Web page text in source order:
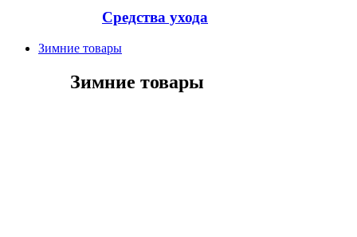
Средства ухода
Зимние товары
Зимние товары